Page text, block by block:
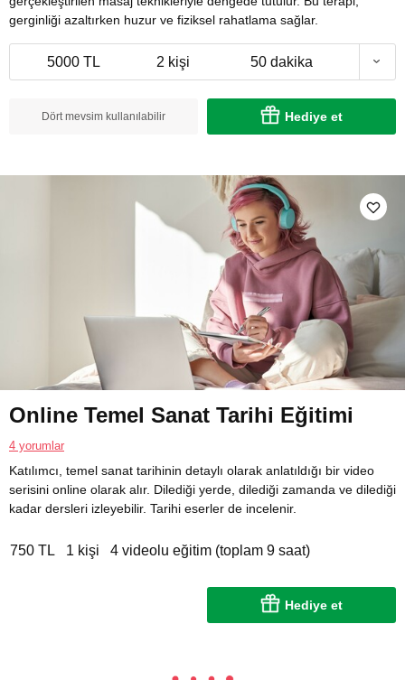
gerginliği azaltırken huzur ve fiziksel rahatlama sağlar.
5000 TL 2 kişi 50 dakika
Dört mevsim kullanılabilir Hediye et
Online Temel Sanat Tarihi Eğitimi
4 yorumlar
Katılımcı, temel sanat tarihinin detaylı olarak anlatıldığı bir video
serisini online olarak alır. Dilediği yerde, dilediği zamanda ve dilediği
kadar dersleri izleyebilir. Tarihi eserler de incelenir.
750 TL 1 kişi 4 videolu eğitim (toplam 9 saat)
Hediye et